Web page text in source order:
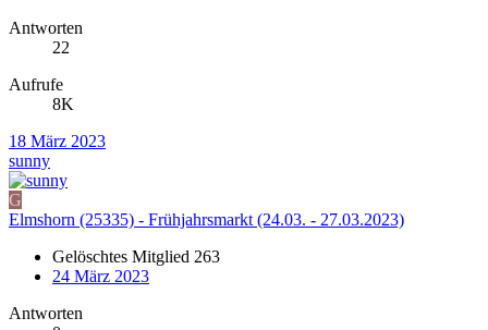
Antworten
22
Aufrufe
8K
18 März 2023
sunny
G
Elmshorn (25335) - Frühjahrsmarkt (24.03. - 27.03.2023)
Gelöschtes Mitglied 263
24 März 2023
Antworten